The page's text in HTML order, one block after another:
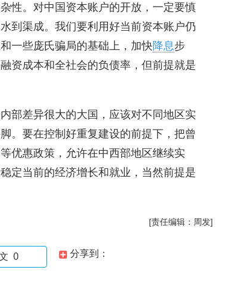
性。对中国资本账户的开放，一定要慎
到渠成。我们要利用好当前资本账户仍
一些庞氏骗局的基础上，加快降息步
资成本和全社会的负债率，但前提就是
部差异很大的大国，应该对不同地区实
。要在控制好重复建设的前提下，把曾
优惠政策，允许在中西部地区继续实
定当前的经济增长和就业，当然前提是
[责任编辑：周发]
分享到：
0